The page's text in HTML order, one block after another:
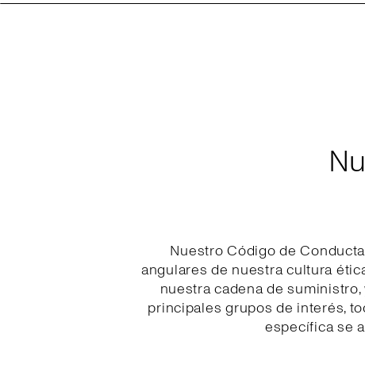
Nuestro Código de
angulares de nuestra cultura
nuestra cadena de
principales grupos de interés,
específica se